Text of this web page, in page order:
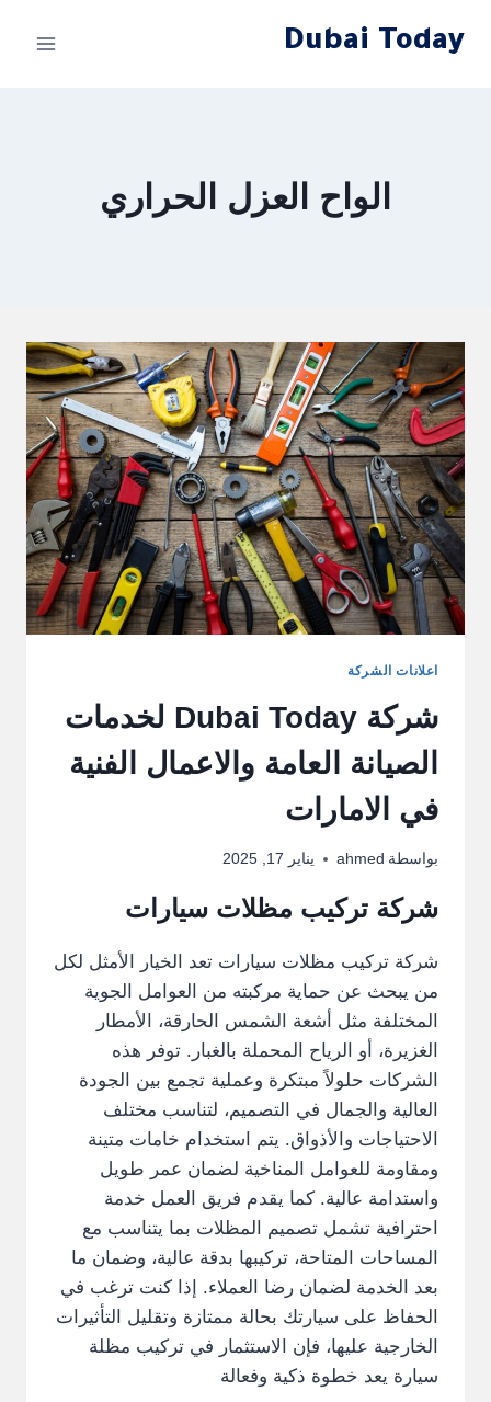
Dubai Today
الواح العزل الحراري
اعلانات الشركة
شركة Dubai Today لخدمات
الصيانة العامة والاعمال الفنية
في الامارات
بواسطة ahmed يناير 17, 2025
شركة تركيب مظلات سيارات
شركة تركيب مظلات سيارات تعد الخيار الأمثل لكل
من يبحث عن حماية مركبته من العوامل الجوية
المختلفة مثل أشعة الشمس الحارقة، الأمطار
الغزيرة، أو الرياح المحملة بالغبار. توفر هذه
الشركات حلولاً مبتكرة وعملية تجمع بين الجودة
العالية والجمال في التصميم، لتناسب مختلف
الاحتياجات والأذواق. يتم استخدام خامات متينة
ومقاومة للعوامل المناخية لضمان عمر طويل
واستدامة عالية. كما يقدم فريق العمل خدمة
احترافية تشمل تصميم المظلات بما يتناسب مع
المساحات المتاحة، تركيبها بدقة عالية، وضمان ما
بعد الخدمة لضمان رضا العملاء. إذا كنت ترغب في
الحفاظ على سيارتك بحالة ممتازة وتقليل التأثيرات
الخارجية عليها، فإن الاستثمار في تركيب مظلة
سيارة يعد خطوة ذكية وفعالة